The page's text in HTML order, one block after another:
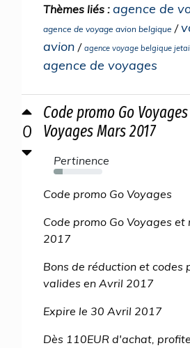
Thèmes liés : agence de
agence de voyage avion belgique /
avion / agence voyage belgique
agence de voyages
0
Code promo Go
Voyages Mars 2017
Pertinence
18%
Code promo Go Voyages
Code promo Go Voyages
2017
Bons de réduction et codes
valides en Avril 2017
Expire le 30 Avril 2017
Dès 110EUR d'achat,